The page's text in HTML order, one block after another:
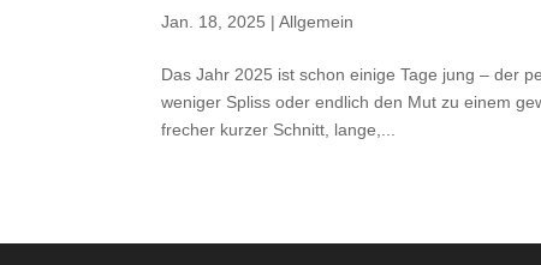
Jan. 18, 2025 |Allgemein
Das Jahr 2025 ist schon einige Tage jung – der
weniger Spliss oder endlich den Mut zu einem
frecher kurzer Schnitt, lange,...